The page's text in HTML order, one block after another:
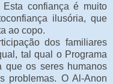
Esta confiança é muito
ilusória, que
ao copo.
dos familiares
tal qual o Programa
que os seres humanos
problemas. O Al-Anon